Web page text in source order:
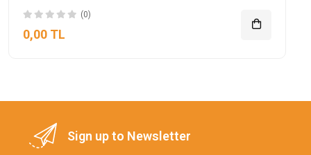
(0)
0,00 TL
Sign up to Newsletter